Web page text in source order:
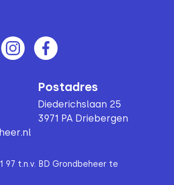
Postadres
Diederichslaan 25
3971 PA Driebergen
97 t.n.v. BD Grondbeheer te